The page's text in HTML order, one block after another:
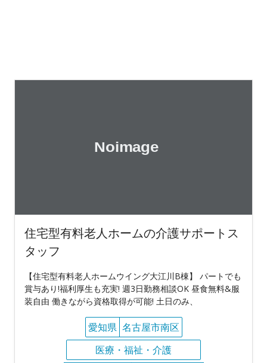
住宅型有料老人ホームの介護サポートス
タッフ
【住宅型有料老人ホームウイング大江川B棟】 パートでも
賞与あり!福利厚生も充実! 週3日勤務相談OK 昼食無料&服
装自由 働きながら資格取得が可能! 土日のみ、
愛知県 名古屋市南区
医療・福祉・介護